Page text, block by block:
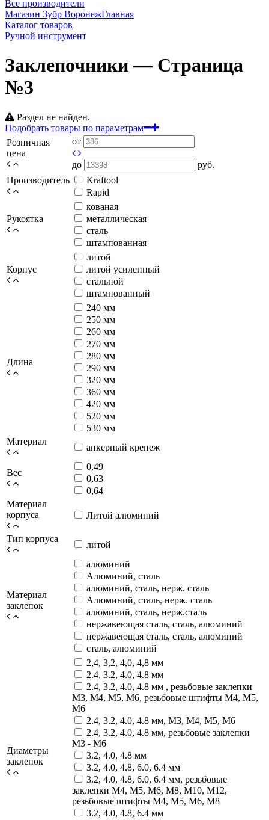
Все производители
Магазин Зубр ВоронежГлавная
Каталог товаров
Ручной инструмент
Заклепочники — Страница
№3
Раздел не найден.
Подобрать товары по параметрам
Розничная
цена
от
до
руб.
Производитель
Kraftool
Rapid
Рукоятка
кованая
металлическая
сталь
штампованная
Корпус
литой
литой усиленный
стальной
штампованный
Длина
240 мм
250 мм
260 мм
270 мм
280 мм
290 мм
320 мм
360 мм
420 мм
520 мм
530 мм
Материал
анкерный крепеж
Вес
0,49
0,63
0,64
Материал
корпуса
Литой алюминий
Тип корпуса
литой
Материал
заклепок
алюминий
Алюминий, сталь
алюминий, сталь, нерж. сталь
Алюминий, сталь, нерж. сталь
алюминий, сталь, нерж.сталь
нержавеющая сталь, сталь, алюминий
нержавеющая сталь, сталь, алюминий
сталь, алюминий
Диаметры
заклепок
2,4, 3,2, 4,0, 4,8 мм
2.4, 3.2, 4.0, 4.8 мм
2.4, 3.2, 4.0, 4.8 мм , резьбовые заклепки
М3, М4, М5, М6, резьбовые штифты М4, М5,
М6
2.4, 3.2, 4.0, 4.8 мм, М3, М4, М5, М6
2.4, 3.2, 4.0, 4.8 мм, резьбовые заклепки
М3 - М6
3.2, 4.0, 4.8 мм
3.2, 4.0, 4.8, 6.0, 6.4 мм
3.2, 4.0, 4.8, 6.0, 6.4 мм, резьбовые
заклепки М4, М5, М6, М8, М10, М12,
резьбовые штифты М4, М5, М6, М8
3.2, 4.0, 4.8, 6.4 мм